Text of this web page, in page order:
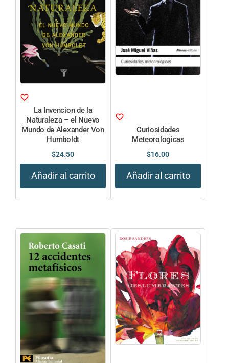
La Invencion de la
Naturaleza – el Nuevo
Mundo de Alexander Von
Humboldt
$24.50
Añadir al carrito
Curiosidades
Meteorologicas
$16.00
Añadir al carrito